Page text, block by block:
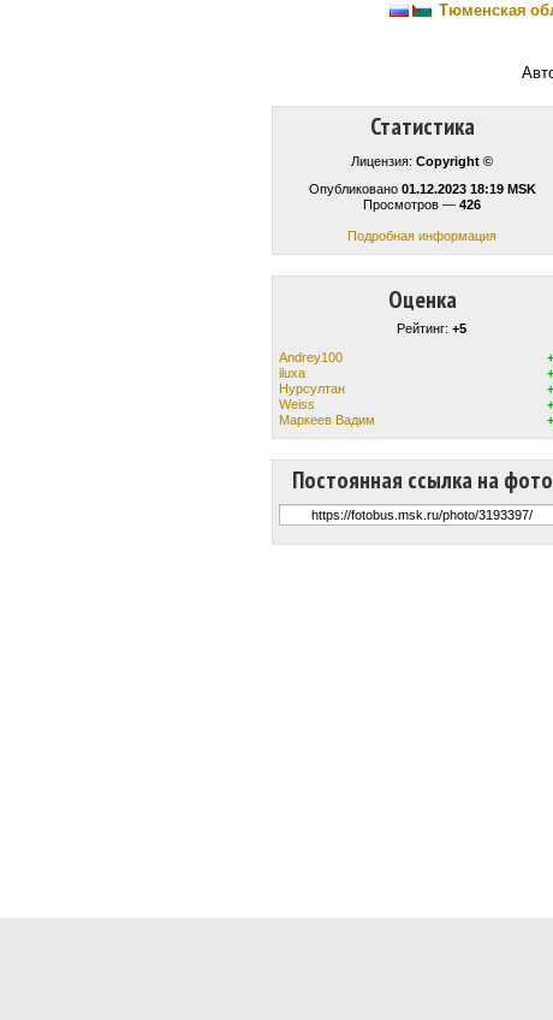
Тюменская
Статистика
Лицензия: Copyright ©
Опубликовано 01.12.2023 18:19 MSK
Просмотров — 426
Подробная информация
Оценка
Рейтинг: +5
Andrey100
iluxa
Нурсултан
Weiss
Маркеев Вадим
Постоянная ссылка на фото